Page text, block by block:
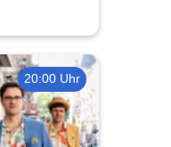
20:00 Uhr